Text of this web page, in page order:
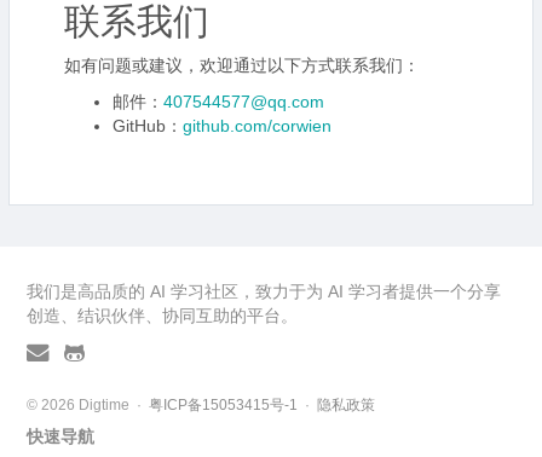
联系我们
如有问题或建议，欢迎通过以下方式联系我们：
邮件： 407544577@qq.com
GitHub： github.com/corwien
我们是高品质的 AI 学习社区，致力于为 AI 学习者提供一个分享
创造、结识伙伴、协同互助的平台。
© 2026 Digtime · 粤ICP备15053415号-1 · 隐私政策
快速导航